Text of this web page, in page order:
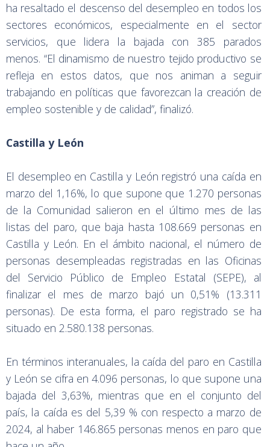
ha resaltado el descenso del desempleo en todos los
sectores económicos, especialmente en el sector
servicios, que lidera la bajada con 385 parados
menos. “El dinamismo de nuestro tejido productivo se
refleja en estos datos, que nos animan a seguir
trabajando en políticas que favorezcan la creación de
empleo sostenible y de calidad”, finalizó.
Castilla y León
El desempleo en Castilla y León registró una caída en
marzo del 1,16%, lo que supone que 1.270 personas
de la Comunidad salieron en el último mes de las
listas del paro, que baja hasta 108.669 personas en
Castilla y León. En el ámbito nacional, el número de
personas desempleadas registradas en las Oficinas
del Servicio Público de Empleo Estatal (SEPE), al
finalizar el mes de marzo bajó un 0,51% (13.311
personas). De esta forma, el paro registrado se ha
situado en 2.580.138 personas.
En términos interanuales, la caída del paro en Castilla
y León se cifra en 4.096 personas, lo que supone una
bajada del 3,63%, mientras que en el conjunto del
país, la caída es del 5,39 % con respecto a marzo de
2024, al haber 146.865 personas menos en paro que